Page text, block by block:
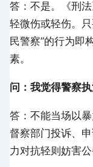
答：不是。《刑
轻微伤或轻伤。
民警察”的行为即
素。
问：我觉得警察
答：不能当场以
督察部门投诉、
力对抗轻则妨害